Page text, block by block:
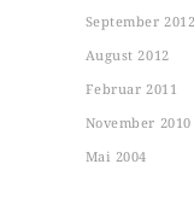
September
August 2012
Februar 2011
November 2010
Mai 2004